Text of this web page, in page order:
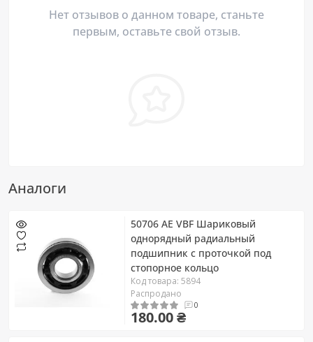
Нет отзывов о данном товаре, станьте
первым, оставьте свой отзыв.
Аналоги
50706 AE VBF Шариковый
однорядный радиальный
подшипник c проточкой под
стопорное кольцо
Код товара: 5894
Распродано
0
180.00 ₴